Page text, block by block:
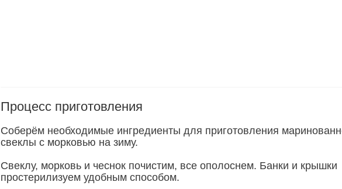
Процесс приготовления
Соберём необходимые ингредиенты для приготовления
свеклы с морковью на зиму.
Свеклу, морковь и чеснок почистим, все ополоснем. Банки и крышки
простерилизуем удобным способом.